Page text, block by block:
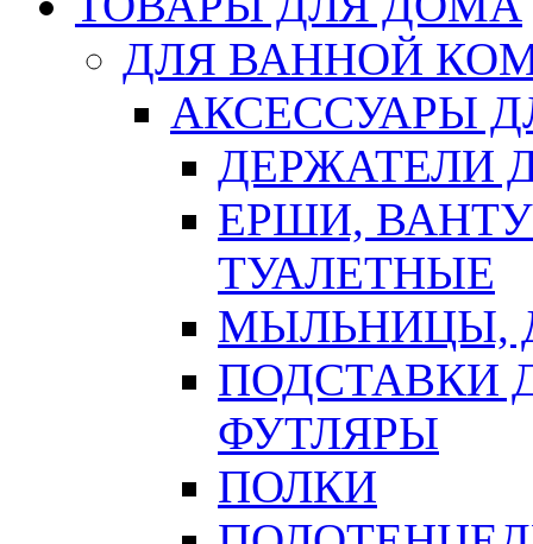
ДЛЯ ВАННОЙ
АКСЕССУАРЫ
ДЕРЖАТЕЛИ
ЕРШИ,
ТУАЛЕТНЫЕ
МЫЛЬНИЦЫ,
ПОДСТАВКИ
ФУТЛЯРЫ
ПОЛКИ